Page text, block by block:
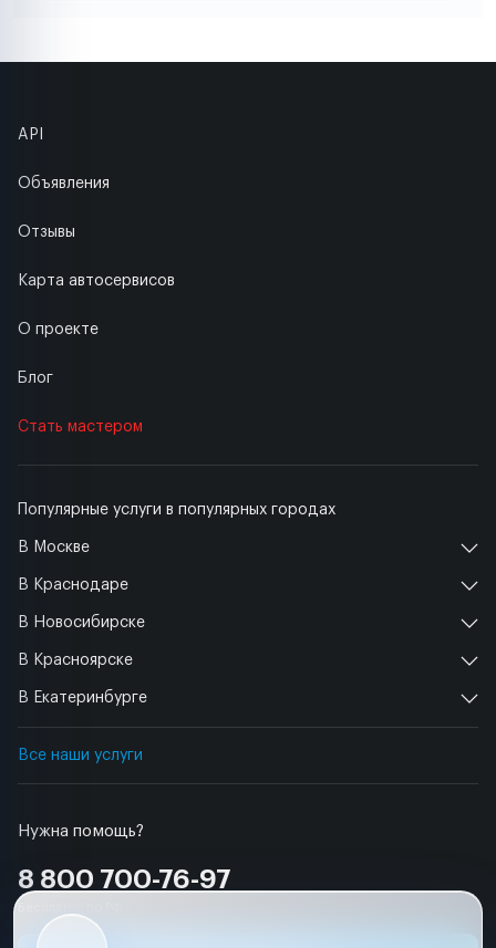
Нужна помощь?
8 800 700-76-97
Популярные услуги в популярных городах
В Москве
В Краснодаре
В Новосибирске
В Красноярске
В Екатеринбурге
Все наши услуги
API
Объявления
Отзывы
Карта автосервисов
О проекте
Блог
Стать мастером